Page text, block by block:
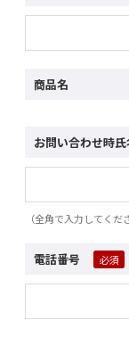
商品名
お問い合わせ時氏
（全角で入力してくだ
電話番号